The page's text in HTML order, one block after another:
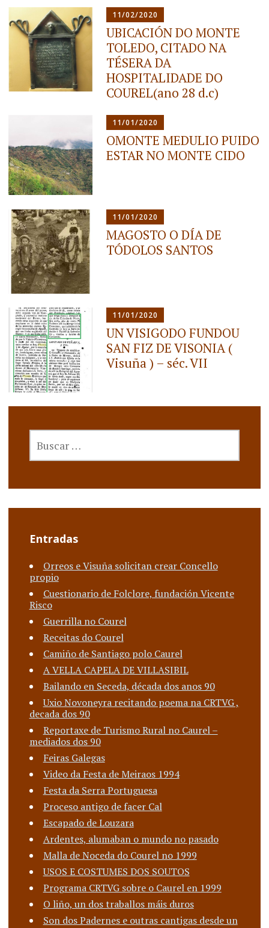
11/02/2020
UBICACIÓN DO MONTE
TOLEDO, CITADO NA
TÉSERA DA
HOSPITALIDADE DO
COUREL(ano 28 d.c)
11/01/2020
OMONTE MEDULIO PUIDO
ESTAR NO MONTE CIDO
11/01/2020
MAGOSTO O DÍA DE
TÓDOLOS SANTOS
11/01/2020
UN VISIGODO FUNDOU
SAN FIZ DE VISONIA (
Visuña ) – séc. VII
Entradas
Orreos e Visuña solicitan crear Concello
propio
Cuestionario de Folclore, fundación Vicente
Risco
Guerrilla no Courel
Receitas do Courel
Camiño de Santiago polo Caurel
A VELLA CAPELA DE VILLASIBIL
Bailando en Seceda, década dos anos 90
Uxio Novoneyra recitando poema na CRTVG ,
decada dos 90
Reportaxe de Turismo Rural no Caurel –
mediados dos 90
Feiras Galegas
Video da Festa de Meiraos 1994
Festa da Serra Portuguesa
Proceso antigo de facer Cal
Escapado de Louzara
Ardentes, alumaban o mundo no pasado
Malla de Noceda do Courel no 1999
USOS E COSTUMES DOS SOUTOS
Programa CRTVG sobre o Caurel en 1999
O liño, un dos traballos máis duros
Son dos Padernes e outras cantigas desde un